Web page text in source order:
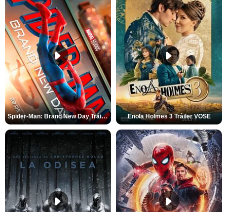
Spider-Man: Brand New Day Tráiler (3) Enola Holmes 3 Tráiler VOSE